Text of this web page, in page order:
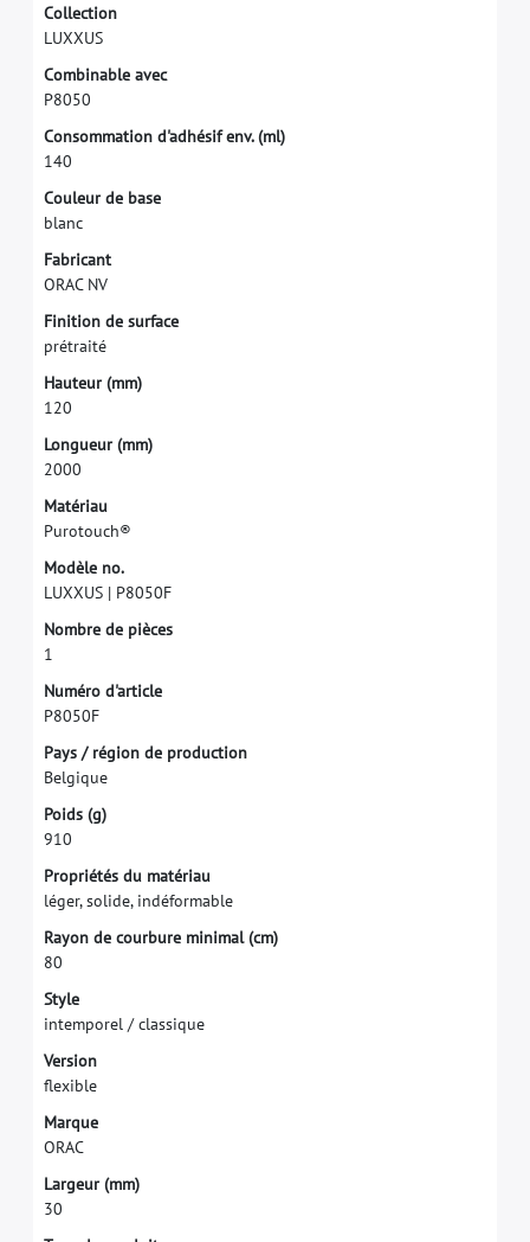
Collection
LUXXUS
Combinable avec
P8050
Consommation d'adhésif env. (ml)
140
Couleur de base
blanc
Fabricant
ORAC NV
Finition de surface
prétraité
Hauteur (mm)
120
Longueur (mm)
2000
Matériau
Purotouch®
Modèle no.
LUXXUS | P8050F
Nombre de pièces
1
Numéro d'article
P8050F
Pays / région de production
Belgique
Poids (g)
910
Propriétés du matériau
léger, solide, indéformable
Rayon de courbure minimal (cm)
80
Style
intemporel / classique
Version
fexible
Marque
ORAC
Largeur (mm)
30